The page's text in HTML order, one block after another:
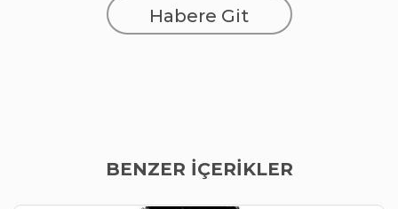
Habere Git
BENZER İÇERİKLER